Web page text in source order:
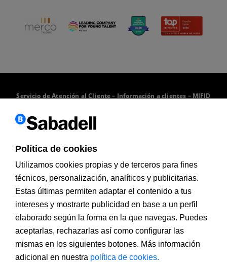
Servicio de Atención al Cliente– Información a clientes – MIFID
Contacto
Pol. Can Sant Joan Sena 12, 08174 (Sant Cugat del
902 323 000
rrhh@bancsabadell.com
Política de cookies
Utilizamos cookies propias y de terceros para fines
técnicos, personalización, analíticos y publicitarias.
Estas últimas permiten adaptar el contenido a tus
intereses y mostrarte publicidad en base a un perfil
elaborado según la forma en la que navegas. Puedes
aceptarlas, rechazarlas así como configurar las
mismas en los siguientes botones. Más información
adicional en nuestra política de cookies.